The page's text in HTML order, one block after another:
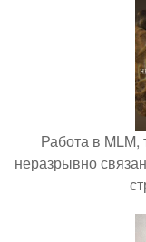
Работа в MLM,
неразрывно